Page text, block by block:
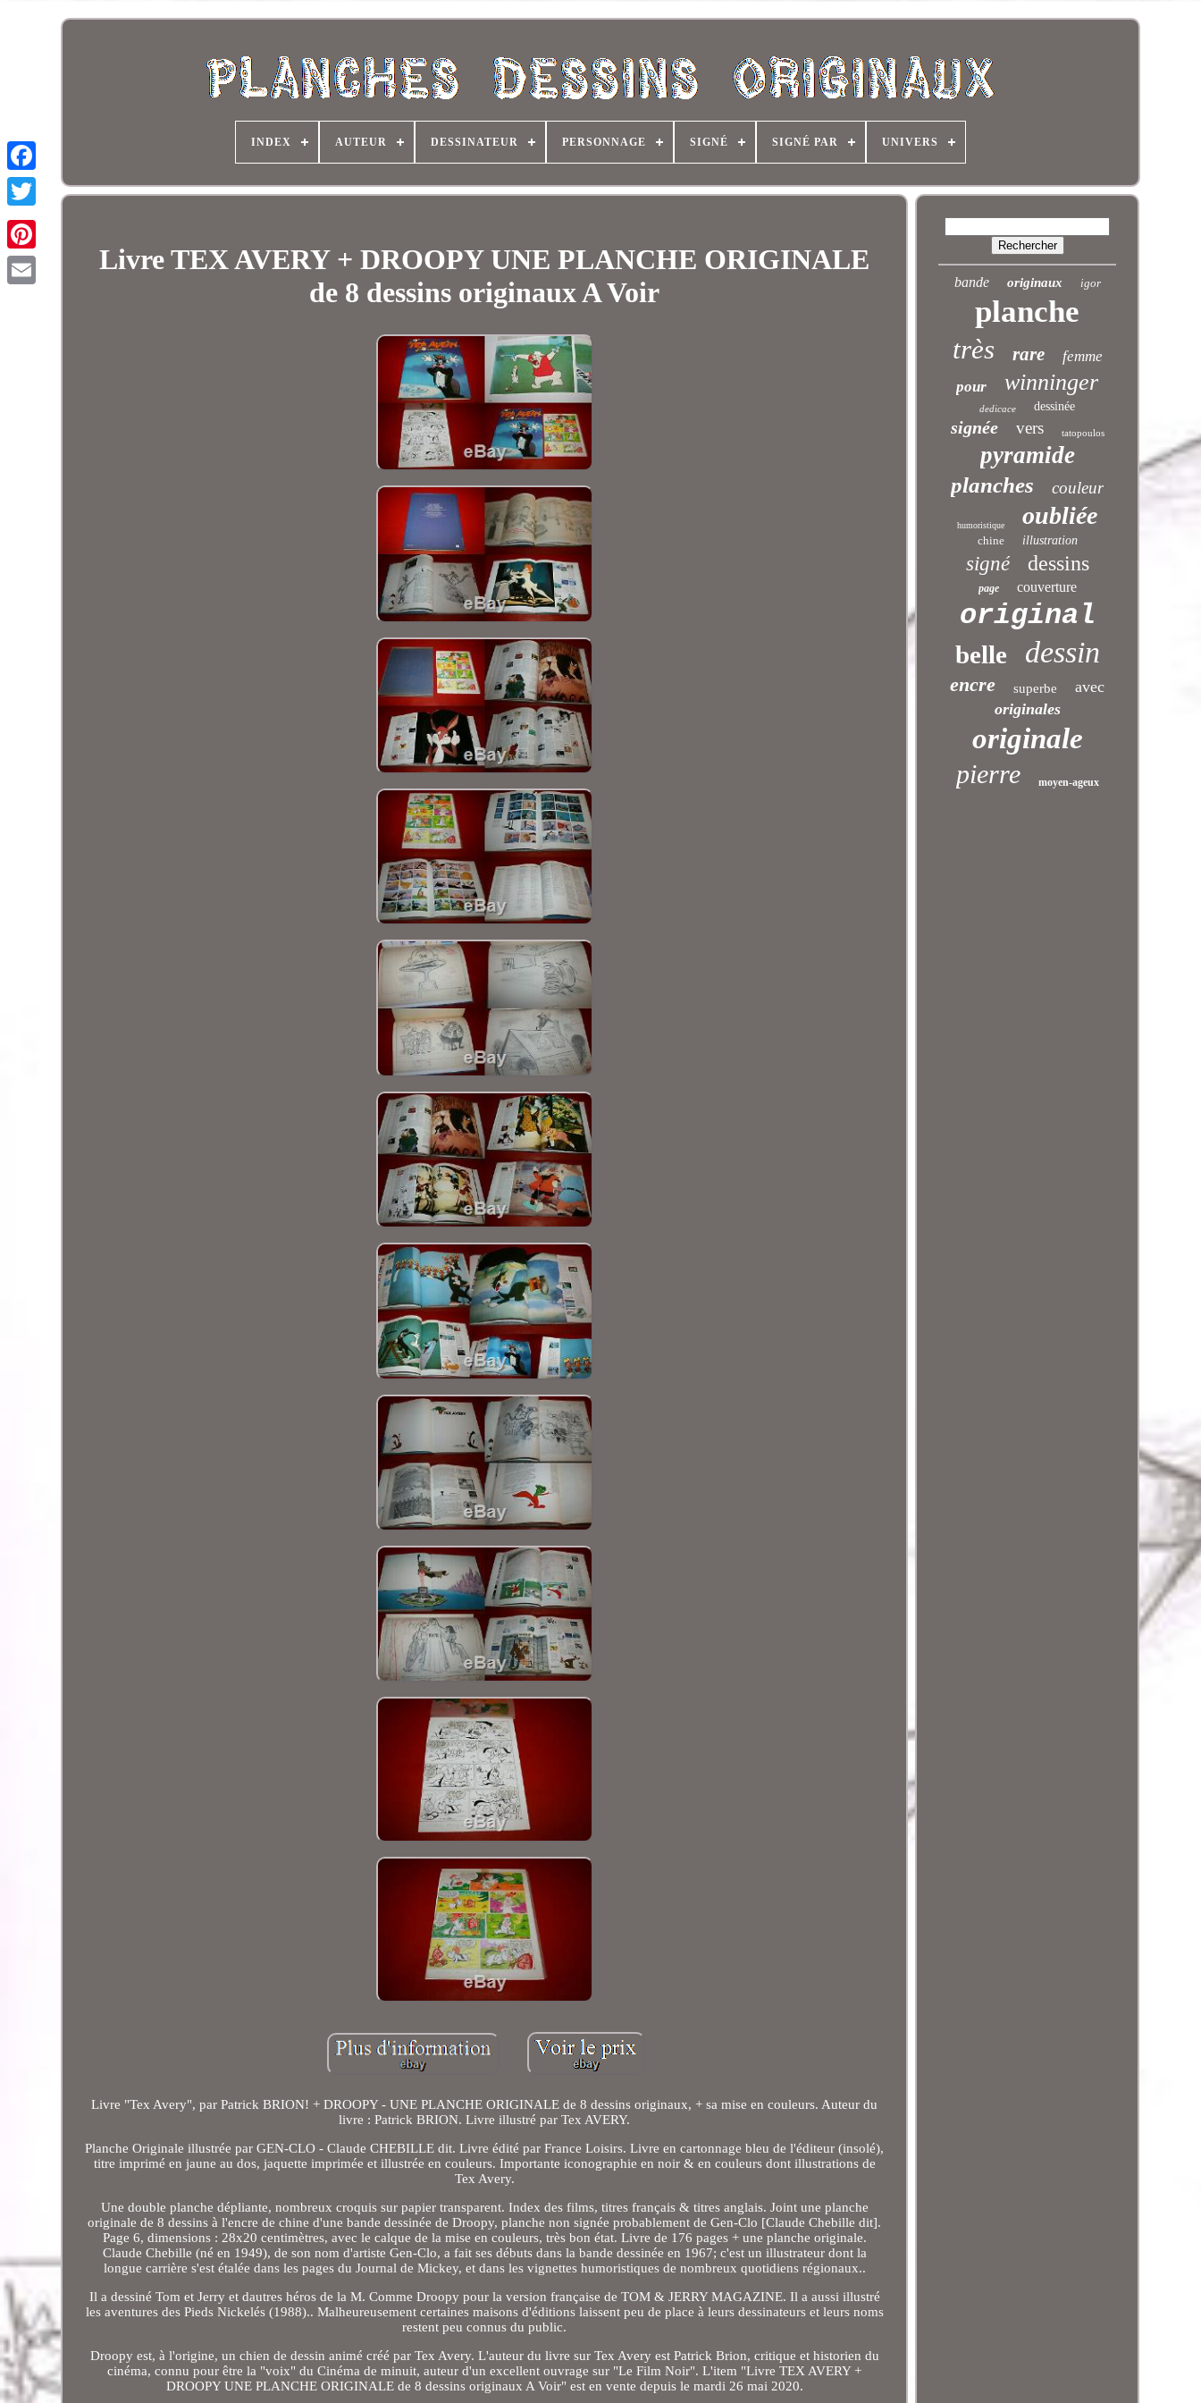
INDEX AUTEUR DESSINATEUR PERSONNAGE SIGNÉ SIGNÉ PAR UNIVERS
Livre TEX AVERY + DROOPY UNE PLANCHE ORIGINALE
de 8 dessins originaux A Voir
Livre "Tex Avery", par Patrick BRION! + DROOPY - UNE PLANCHE ORIGINALE de 8 dessins originaux, + sa mise en couleurs. Auteur du
livre : Patrick BRION. Livre illustré par Tex AVERY.
Planche Originale illustrée par GEN-CLO - Claude CHEBILLE dit. Livre édité par France Loisirs. Livre en cartonnage bleu de l'éditeur (insolé),
titre imprimé en jaune au dos, jaquette imprimée et illustrée en couleurs. Importante iconographie en noir & en couleurs dont illustrations de
Tex Avery.
Une double planche dépliante, nombreux croquis sur papier transparent. Index des films, titres français & titres anglais. Joint une planche
originale de 8 dessins à l'encre de chine d'une bande dessinée de Droopy, planche non signée probablement de Gen-Clo [Claude Chebille dit].
Page 6, dimensions : 28x20 centimètres, avec le calque de la mise en couleurs, très bon état. Livre de 176 pages + une planche originale.
Claude Chebille (né en 1949), de son nom d'artiste Gen-Clo, a fait ses débuts dans la bande dessinée en 1967; c'est un illustrateur dont la
longue carrière s'est étalée dans les pages du Journal de Mickey, et dans les vignettes humoristiques de nombreux quotidiens régionaux..
Il a dessiné Tom et Jerry et dautres héros de la M. Comme Droopy pour la version française de TOM & JERRY MAGAZINE. Il a aussi illustré
les aventures des Pieds Nickelés (1988).. Malheureusement certaines maisons d'éditions laissent peu de place à leurs dessinateurs et leurs noms
restent peu connus du public.
Droopy est, à l'origine, un chien de dessin animé créé par Tex Avery. L'auteur du livre sur Tex Avery est Patrick Brion, critique et historien du
cinéma, connu pour être la "voix" du Cinéma de minuit, auteur d'un excellent ouvrage sur "Le Film Noir". L'item "Livre TEX AVERY +
DROOPY UNE PLANCHE ORIGINALE de 8 dessins originaux A Voir" est en vente depuis le mardi 26 mai 2020.
bande originaux igor
planche
très rare
femme
pour
winninger
dedicace dessinée
signée vers tatopoulos
pyramide
planches couleur
humoristique oubliée
chine illustration
signé dessins
page couverture
original
belle dessin
encre superbe
avec
originales
originale
pierre moyen-ageux